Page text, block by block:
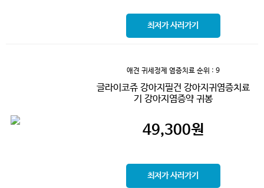
최저가 사러가기
애견 귀세정제 염증치료 순위 : 9
글라이코쥬 강아지필건 강아지귀염증치료
기 강아지염증약 귀봉
49,300원
최저가 사러가기